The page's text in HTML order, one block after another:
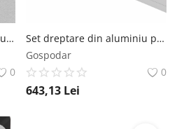
Nivelă cu bula ( Boloboc ) cu profil aluminiu, 50cm AV 50 - Sola-01110701
0
Set dreptare din aluminiu pentru nivelat - 6buc., 45-180cm - BIHUI-TASES6
Gospodar
0
643,13 Lei